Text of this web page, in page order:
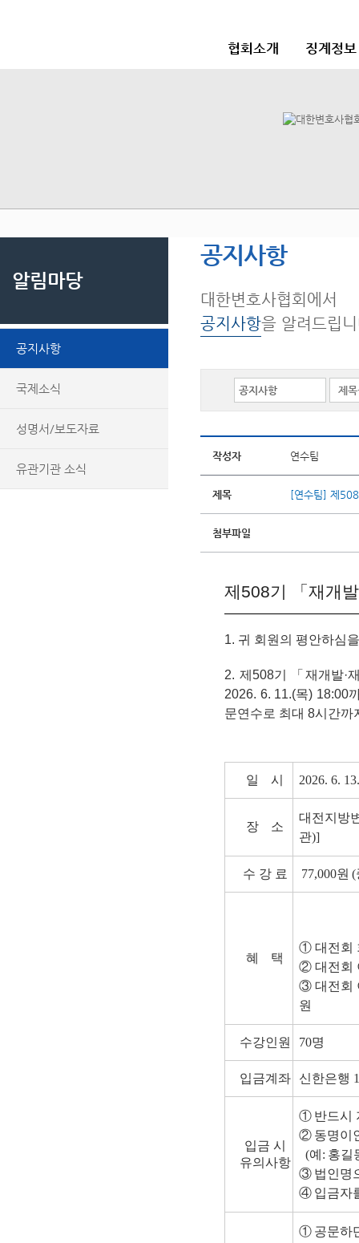
협회소개 징계정
알림마당
공지사항
국제소식
성명서/보도자료
유관기관 소식
공지사항
대한변호사협회에서
공지사항을 알려드립
작성자 연수팀
제목 [연수팀] 제508
첨부파일
제508기 「재개
1. 귀 회원의 평안하심
2. 제508기 「재개발·
2026. 6. 11.(목) 18:00
문연수로 최대 8시간까
일 시 2026. 6.
장 소
대전지방
관)]
수 강 료 77,000원 (
혜 택
① 대전회
② 대전회​
③ 대전회​
원
수강인원 70명
입금계좌 신한은행
입금 시
유의사항
① 반드시
② 동명이
(예 : 홍길
③ 법인명
④ 입금자
① 공문하